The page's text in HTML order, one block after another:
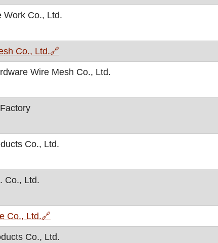
Work Co., Ltd.
Co., Ltd.🔗
Wire Mesh Co., Ltd.
Co., Ltd.
Co., Ltd.
Co., Ltd.🔗
Co., Ltd.